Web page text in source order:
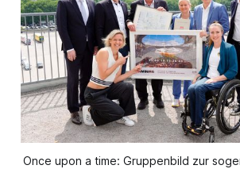
Once upon a time: Gruppenbild zur